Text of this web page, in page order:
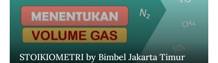
STOIKIOMETRI by Bimbel Jakarta Timur